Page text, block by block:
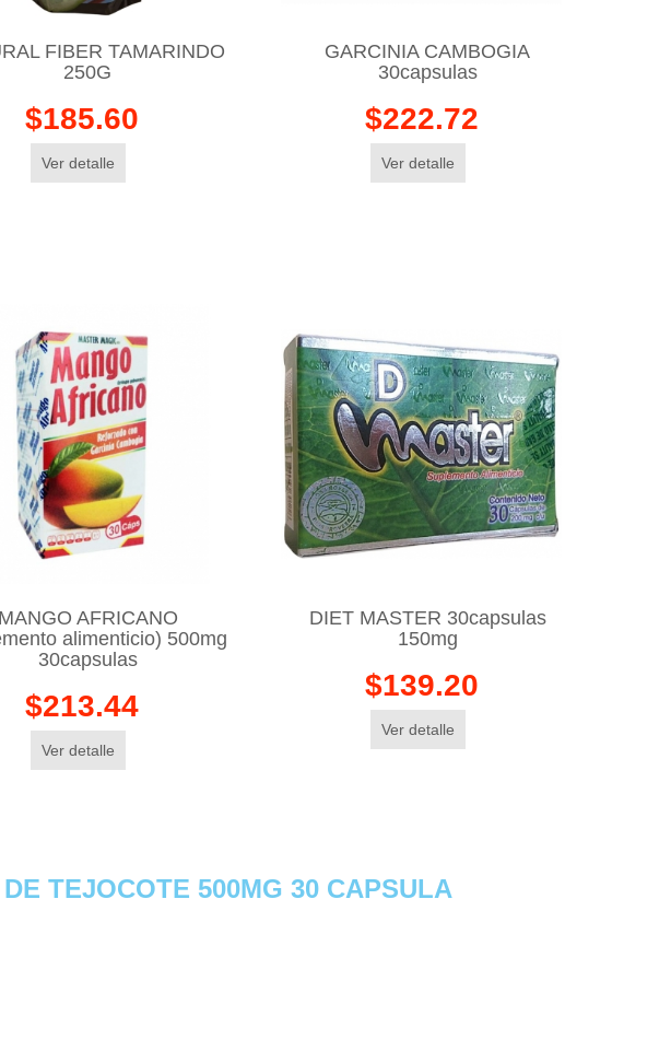
FIBER TAMARINDO
250G
$185.60
Ver detalle
GARCINIA CAMBOGIA
30capsulas
$222.72
Ver detalle
MANGO AFRICANO
alimenticio) 500mg
30capsulas
$213.44
Ver detalle
DIET MASTER 30capsulas
150mg
$139.20
Ver detalle
TEJOCOTE 500MG 30 CAPSULA